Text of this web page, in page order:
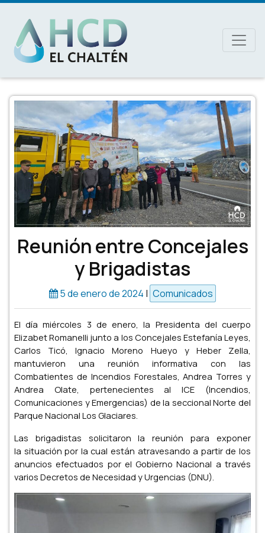
MAIN NAVIGATION
Reunión entre Concejales
y Brigadistas
5 de enero de 2024 | Comunicados
El día miércoles 3 de enero, la Presidenta del cuerpo
Elizabet Romanelli junto a los Concejales Estefanía Leyes,
Carlos Ticó, Ignacio Moreno Hueyo y Heber Zella,
mantuvieron una reunión informativa con las
Combatientes de Incendios Forestales, Andrea Torres y
Andrea Olate, pertenecientes al ICE (Incendios,
Comunicaciones y Emergencias) de la seccional Norte del
Parque Nacional Los Glaciares.
Las brigadistas solicitaron la reunión para exponer
la situación por la cual están atravesando a partir de los
anuncios efectuados por el Gobierno Nacional a través
varios Decretos de Necesidad y Urgencias (DNU).